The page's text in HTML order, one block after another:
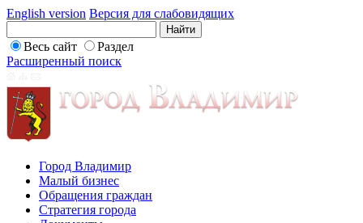
English version Версия для слабовидящих
Весь сайт
Раздел
Расширенный поиск
Город Владимир
Малый бизнес
Обращения граждан
Стратегия города